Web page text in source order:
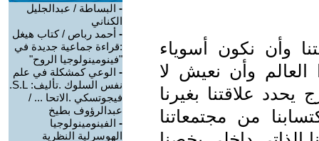
وأن نكون أسوياء
العالم وأن نعيش لا
علاقتنا بغيرنا
من مجتمعاتنا
- البساطة / عبدالجليل
الكناني
- أحمد رباص / كتاب هيغل
:قراءة جماعية جديدة في
"فينومينولوجيا الروح"
- الوعي كمشكلة في علم
نفس السلوك .تأليف: S.L.
فيجوتسكي .الاتحا ... /
عبدالرؤوف بطيخ
- الفينومينولوجيا
الهوسرلية النظرية